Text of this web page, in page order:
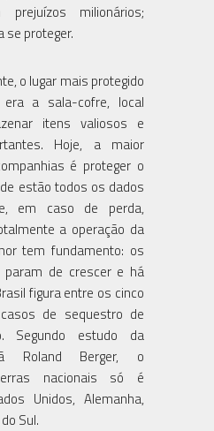
prejuízos milionários;
se proteger.
o lugar mais protegido
a sala-cofre, local
itens valiosos e
Hoje, a maior
é proteger o
estão todos os dados
em caso de perda,
a operação da
tem fundamento: os
param de crescer e há
figura entre os cinco
de sequestro de
Segundo estudo da
Roland Berger, o
nacionais só é
Unidos, Alemanha,
Sul.